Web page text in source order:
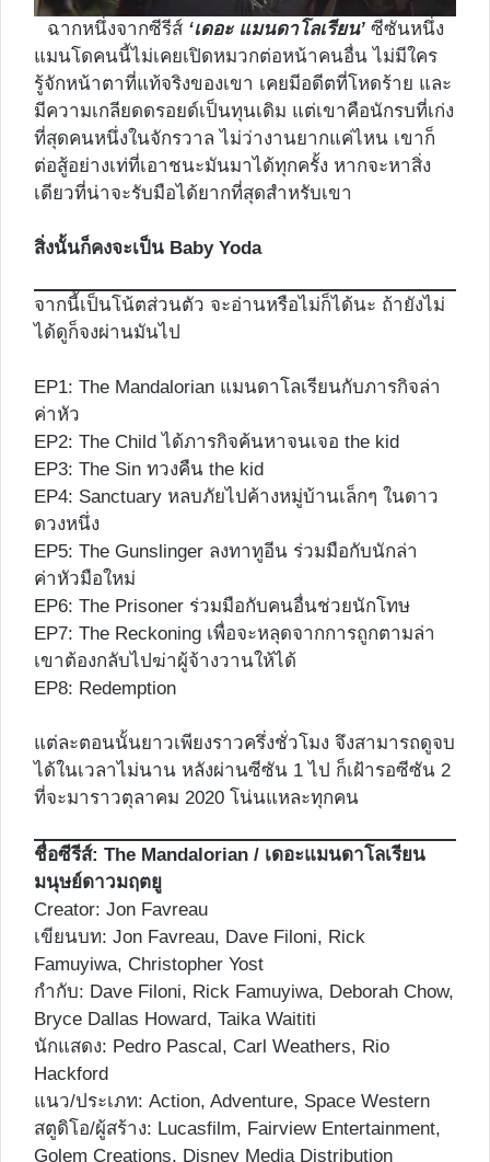
ฉากหนึ่งจากซีรีส์ ‘เดอะ แมนดาโลเรียน’ซีซันหนึ่ง
แมนโดคนนี้ไม่เคยเปิดหมวกต่อหน้าคนอื่น ไม่มีใคร
รู้จักหน้าตาที่แท้จริงของเขา เคยมีอดีตที่โหดร้าย และ
มีความเกลียดดรอยด์เป็นทุนเดิม แต่เขาคือนักรบที่เก่ง
ที่สุดคนหนึ่งในจักรวาล ไม่ว่างานยากแค่ไหน เขาก็
ต่อสู้อย่างเท่ที่เอาชนะมันมาได้ทุกครั้ง หากจะหาสิ่ง
เดียวที่น่าจะรับมือได้ยากที่สุดสำหรับเขา
สิ่งนั้นก็คงจะเป็น Baby Yoda
จากนี้เป็นโน้ตส่วนตัว จะอ่านหรือไม่ก็ได้นะ ถ้ายังไม่
ได้ดูก็จงผ่านมันไป
EP1: The Mandalorian แมนดาโลเรียนกับภารกิจล่า
ค่าหัว
EP2: The Child ได้ภารกิจค้นหาจนเจอ the kid
EP3: The Sin ทวงคืน the kid
EP4: Sanctuary หลบภัยไปค้างหมู่บ้านเล็กๆ ในดาว
ดวงหนึ่ง
EP5: The Gunslinger ลงทาทูอีน ร่วมมือกับนักล่า
ค่าหัวมือใหม่
EP6: The Prisoner ร่วมมือกับคนอื่นช่วยนักโทษ
EP7: The Reckoning เพื่อจะหลุดจากการถูกตามล่า
เขาต้องกลับไปฆ่าผู้จ้างวานให้ได้
EP8: Redemption
แต่ละตอนนั้นยาวเพียงราวครึ่งชั่วโมง จึงสามารถดูจบ
ได้ในเวลาไม่นาน หลังผ่านซีซัน 1 ไป ก็เฝ้ารอซีซัน 2
ที่จะมาราวตุลาคม 2020 โน่นแหละทุกคน
ชื่อซีรีส์: The Mandalorian / เดอะแมนดาโลเรียน
มนุษย์ดาวมฤตยู
Creator: Jon Favreau
เขียนบท: Jon Favreau, Dave Filoni, Rick
Famuyiwa, Christopher Yost
กำกับ: Dave Filoni, Rick Famuyiwa, Deborah Chow,
Bryce Dallas Howard, Taika Waititi
นักแสดง: Pedro Pascal, Carl Weathers, Rio
Hackford
แนว/ประเภท: Action, Adventure, Space Western
สตูดิโอ/ผู้สร้าง: Lucasfilm, Fairview Entertainment,
Golem Creations, Disney Media Distribution